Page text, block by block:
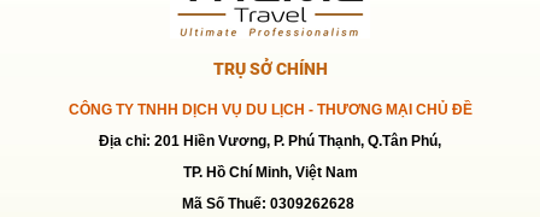
TOUR MỸ THO-BẾN TRE 1 NGÀY
TOUR DÃ NGOẠI - KDL LAN VƯƠNG 1
NGÀY
TRỤ SỞ CHÍNH
CÔNG TY TNHH DỊCH VỤ DU LỊCH - THƯƠNG MẠI CHỦ ĐỀ
Địa chỉ: 201 Hiền Vương, P. Phú Thạnh, Q.Tân Phú,
TP. Hồ Chí Minh, Việt Nam
Mã Số Thuế: 0309262628